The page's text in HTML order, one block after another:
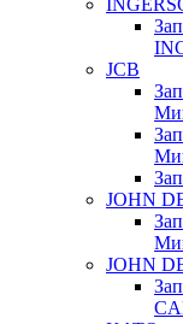
JCB
JOHN
JOHN